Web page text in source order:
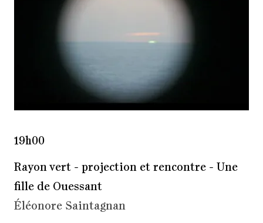
Rayon vert - projection et rencontre - Une
fille de Ouessant
Éléonore Saintagnan
19h00